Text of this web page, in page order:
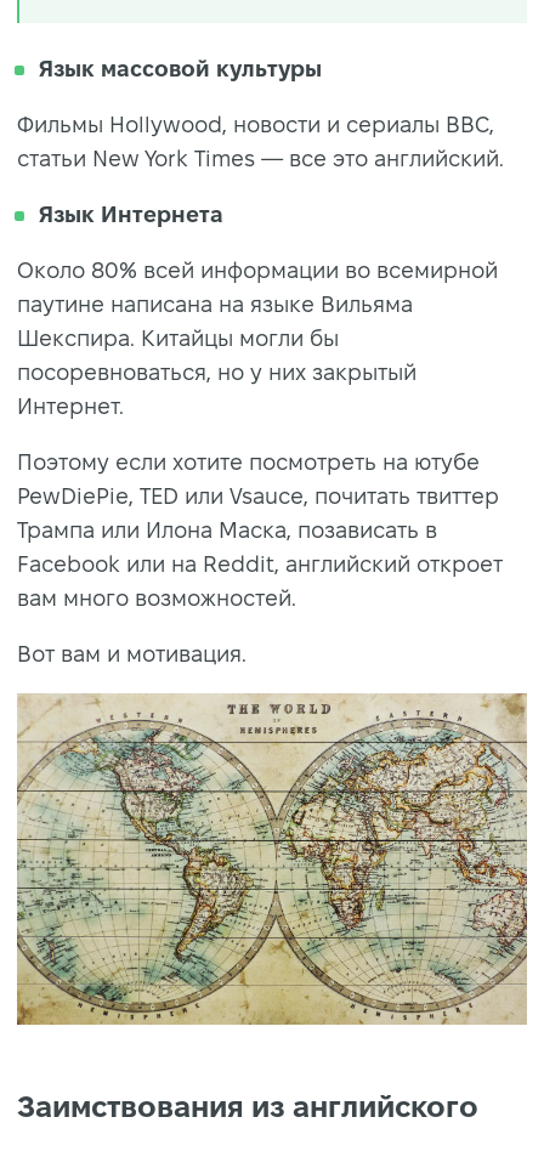
Язык массовой культуры
Фильмы Hollywood, новости и сериалы BBC,
статьи New York Times — все это английский.
Язык Интернета
Около 80% всей информации во всемирной
паутине написана на языке Вильяма
Шекспира. Китайцы могли бы
посоревноваться, но у них закрытый
Интернет.
Поэтому если хотите посмотреть на ютубе
PewDiePie, TED или Vsauce, почитать твиттер
Трампа или Илона Маска, позависать в
Facebook или на Reddit, английский откроет
вам много возможностей.
Вот вам и мотивация.
Заимствования из английского